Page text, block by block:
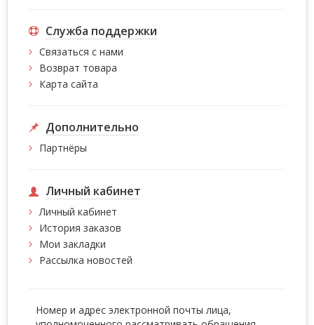
Служба поддержки
Связаться с нами
Возврат товара
Карта сайта
Дополнительно
Партнёры
Личный кабинет
Личный кабинет
История заказов
Мои закладки
Рассылка новостей
Номер и адрес электронной почты лица,